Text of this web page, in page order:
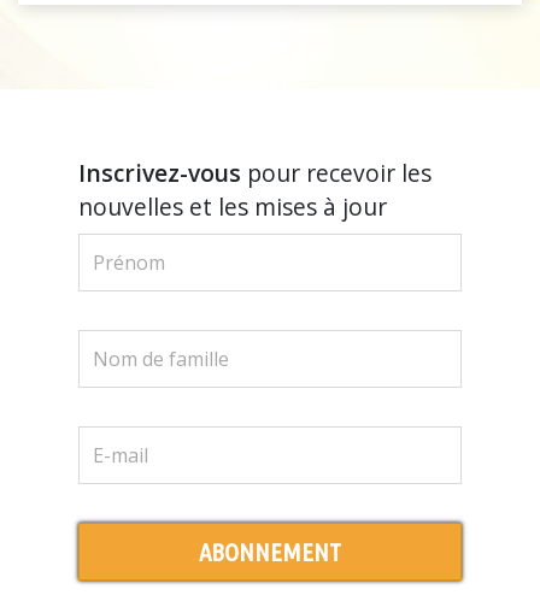
Inscrivez-vous pour recevoir les
nouvelles et les mises à jour
ABONNEMENT